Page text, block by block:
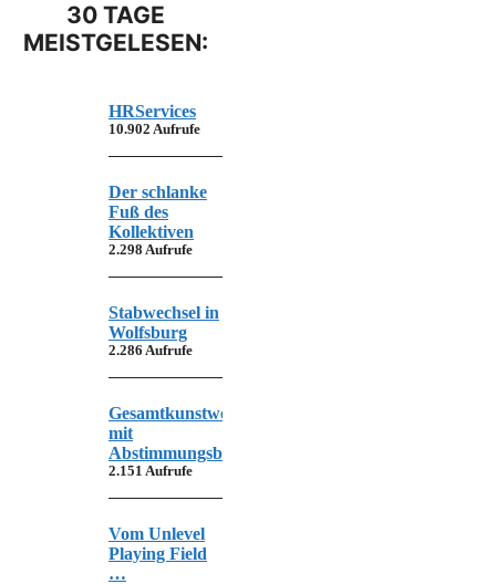
30 TAGE
MEISTGELESEN:
HRServices
10.902 Aufrufe
Der schlanke
Fuß des
Kollektiven
2.298 Aufrufe
Stabwechsel in
Wolfsburg
2.286 Aufrufe
Gesamtkunstwerk
mit
Abstimmungsbedarf
2.151 Aufrufe
Vom Unlevel
Playing Field
…